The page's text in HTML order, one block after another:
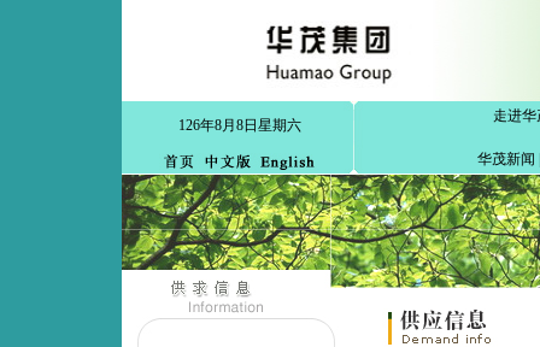
126年8月8日星期六
走进华
华茂新闻